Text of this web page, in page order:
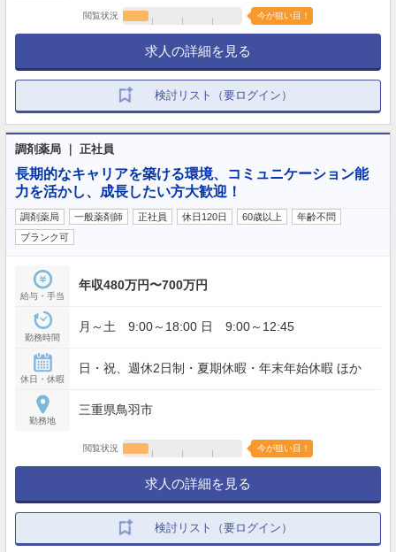
閲覧状況 今が狙い目！
求人の詳細を見る
検討リスト（要ログイン）
調剤薬局 ｜ 正社員
長期的なキャリアを築ける環境、コミュニケーション能
力を活かし、成長したい方大歓迎！
調剤薬局 一般薬剤師 正社員 休日120日 60歳以上
年齢不問
ブランク可
給与・手当
年収480万円〜700万円
勤務時間
月～土 9:00～18:00 日 9:00～12:45
休日・休暇
日・祝、週休2日制・夏期休暇・年末年始休暇 ほか
勤務地
三重県鳥羽市
閲覧状況 今が狙い目！
求人の詳細を見る
検討リスト（要ログイン）